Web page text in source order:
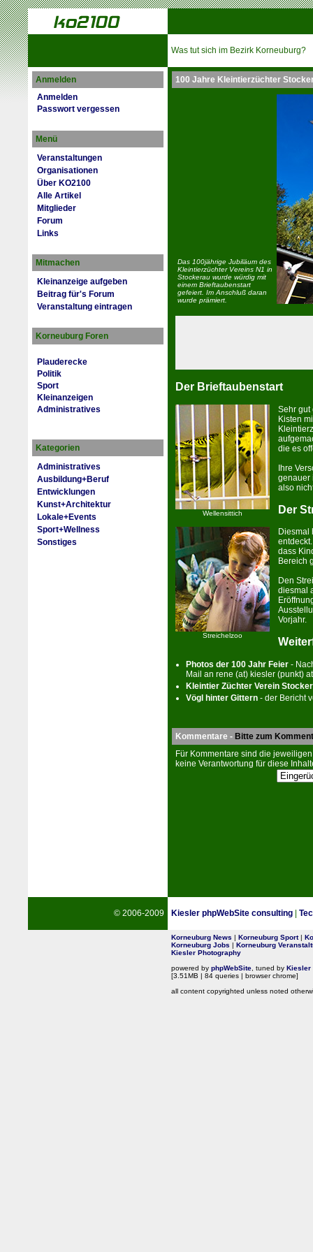
Was tut sich im Bezirk Korneuburg?
Anmelden
Anmelden
Passwort vergessen
Menü
Veranstaltungen
Organisationen
Über KO2100
Alle Artikel
Mitglieder
Forum
Links
Mitmachen
Kleinanzeige aufgeben
Beitrag für's Forum
Veranstaltung eintragen
Korneuburg Foren
Plauderecke
Politik
Sport
Kleinanzeigen
Administratives
Kategorien
Administratives
Ausbildung+Beruf
Entwicklungen
Kunst+Architektur
Lokale+Events
Sport+Wellness
Sonstiges
100 Jahre Kleintierzüchter
Das 100jährige Jubiläum des
Kleintierzüchter Vereins N1 in
Stockerau wurde würdig mit
einem Brieftaubenstart
gefeiert. Im Anschluß daran
wurde prämiert.
Der Brieftaubenstart
Wellensittich
Sehr gut
Kisten
die es
Ihre
genauer
also
Der
Streichelzoo
Diesmal
dass
Bereich
Den
dies­mal
Vorjahr.
Pho­tos der 100 Jahr Feier -
Mail an rene (at) kiesler (punkt)
Kleintier Züchter Verein
Vögl hinter Gittern - der Bericht
Kommentare - Bitte zum
Für Kommentare sind die
keine Verantwortung für diese
© 2006-2009 Kiesler phpWebSite consulting
Korneuburg News | Korneuburg Sport|
Korneuburg Jobs | Korneuburg
Kiesler Photography
powered by phpWebSite , tuned by Kiesler
[3.51MB | 84 queries | browser chrome]
all content copyrighted unless noted